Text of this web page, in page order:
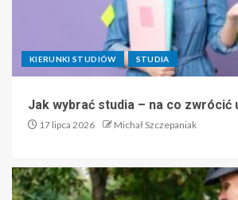
KIERUNKI STUDIÓW STUDIA
Jak wybrać studia – na co zwrócić
17 lipca 2026 Michał Szczepaniak